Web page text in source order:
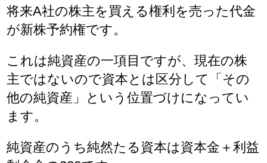
将来A社の株主を買える権利を売った代金
が新株予約権です。
これは純資産の一項目ですが、現在の株
主ではないので資本とは区分して「その
他の純資産」という位置づけになってい
ます。
純資産のうち純然たる資本は資本金＋利益